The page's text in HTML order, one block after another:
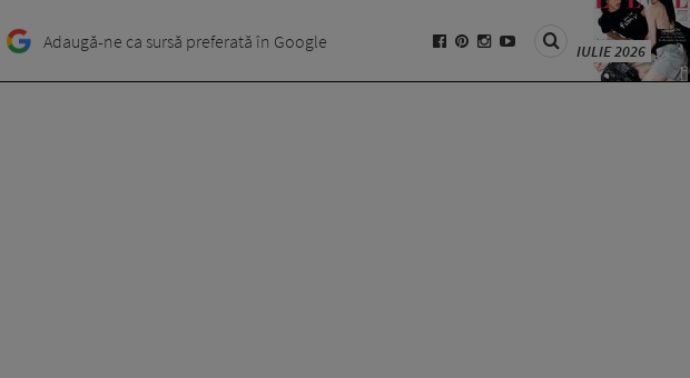
Adaugă-ne ca sursă preferată în Google IULIE 2026